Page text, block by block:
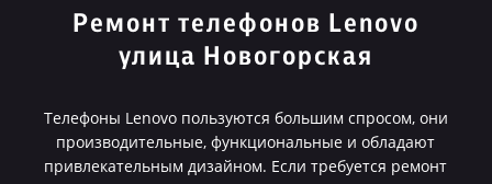
Ремонт телефонов Lenovo
улица Новогорская
Телефоны Lenovo пользуются большим спросом, они
производительные, функциональные и обладают
привлекательным дизайном. Если требуется ремонт